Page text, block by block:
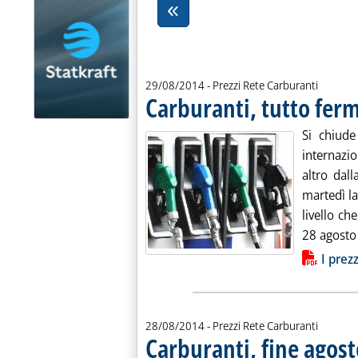
29/08/2014- Prezzi Rete Carburanti
Carburanti, tutto
Si
altro
martedì
livello
28
Lista allegati PDF alla I
28/08/2014- Prezzi Rete Carburanti
Carburanti, fine